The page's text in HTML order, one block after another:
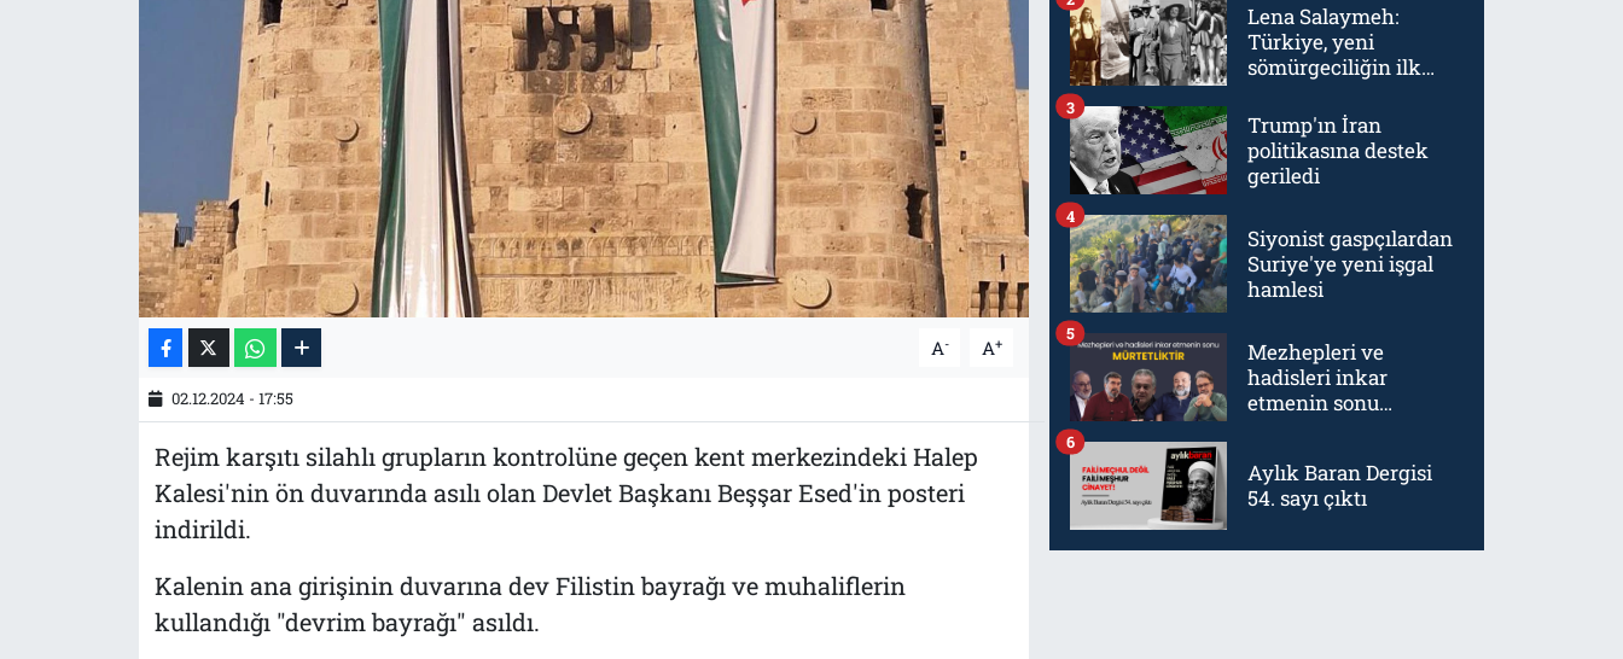
A- A+
02.12.2024 - 17:55
Rejim karşıtı silahlı grupların kontrolüne geçen kent merkezindeki Halep
Kalesi'nin ön duvarında asılı olan Devlet Başkanı Beşşar Esed'in posteri
indirildi.
Kalenin ana girişinin duvarına dev Filistin bayrağı ve muhaliflerin
kullandığı "devrim bayrağı" asıldı.
Lena Salaymeh:
Türkiye, yeni
sömürgeciliğin ilk
Trump'ın İran
politikasına destek
geriledi
3
Siyonist gaspçılardan
Suriye'ye yeni işgal
hamlesi
4
Mezhepleri ve
hadisleri inkar
etmenin sonu
5
Aylık Baran Dergisi
54. sayı çıktı
6